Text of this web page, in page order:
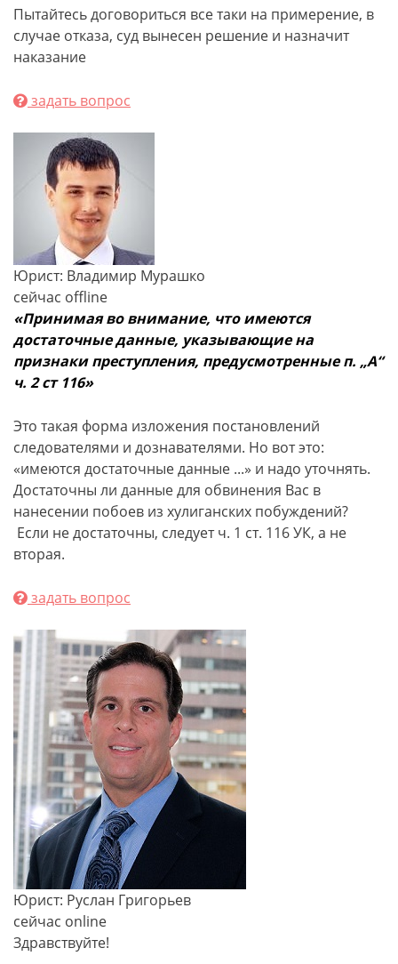
Пытайтесь договориться все таки на примерение, в
случае отказа, суд вынесен решение и назначит
наказание
задать вопрос
Юрист: Владимир Мурашко
сейчас offline
«Принимая во внимание, что имеются
достаточные данные, указывающие на
признаки преступления, предусмотренные п. „А“
ч. 2 ст 116»
Это такая форма изложения постановлений
следователями и дознавателями. Но вот это:
«имеются достаточные данные ...» и надо уточнять.
Достаточны ли данные для обвинения Вас в
нанесении побоев из хулиганских побуждений?
Если не достаточны, следует ч. 1 ст. 116 УК, а не
вторая.
задать вопрос
Юрист: Руслан Григорьев
сейчас online
Здравствуйте!